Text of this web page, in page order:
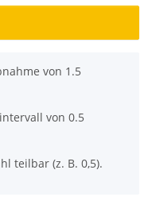
von 1.5
von 0.5
teilbar (z. B. 0,5).